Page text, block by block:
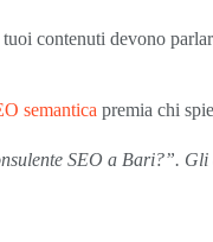
contenuti devono
semantica premia chi
SEO a Bari?”. Gli